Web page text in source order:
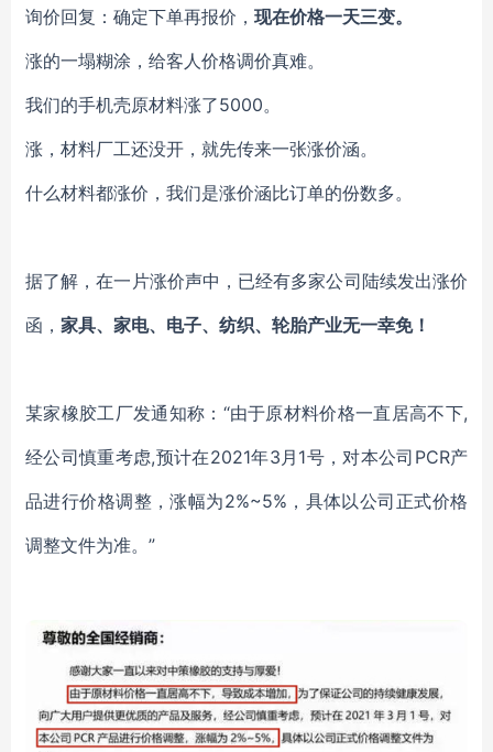
询价回复：确定下单再报价， 现在价格一天三变。
涨的一塌糊涂，给客人价格调价真难。
我们的手机壳原材料涨了5000。
涨，材料厂工还没开，就先传来一张涨价涵。
什么材料都涨价，我们是涨价涵比订单的份数多。
据了解，在一片涨价声中，已经有多家公司陆续发出涨价
函， 家具、家电、电子、纺织、轮胎产业无一幸免！
某家橡胶工厂发通知称： “由于原材料价格一直居高不下,
经公司慎重考虑,预计在2021年3月1号，对本公司PCR产
品进行价格调整，涨幅为2%~5%，具体以公司正式价格
调整文件为准。”